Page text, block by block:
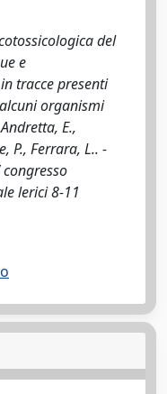
del
e
tracce presenti
organismi
E.,
P., Ferrara, L.. -
congresso
lerici 8-11